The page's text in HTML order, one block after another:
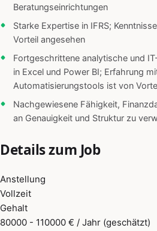
Beratungseinrichtungen
Starke Expertise in IFRS;
Vorteil angesehen
Fortgeschrittene analytische und
in Excel und Power BI; Erfahrung
Automatisierungstools ist von
Nachgewiesene Fähigkeit,
an Genauigkeit und Struktur zu
Details zum Job
Anstellung
Vollzeit
Gehalt
80000 - 110000 € / Jahr (geschätzt)